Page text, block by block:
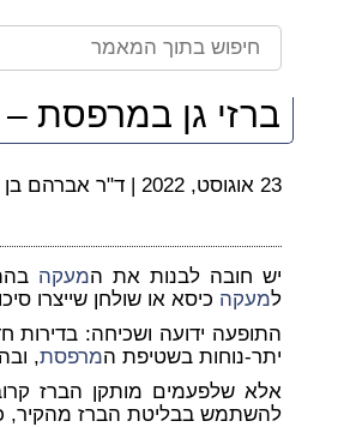
ברזי גן במרפסת
23 אוגוסט, 2022 | ד"ר אברהם בן
יש חובה לבנות את המעקה
למעקה כיסא או שולחן שייצרו
התופעה ידועה ושכיחה: בדירות
יתר-נוחות בשטיפת המרפסת,
אלא שלפעמים מותקן הברז
להשתמש בבליטת הברז מהקיר,